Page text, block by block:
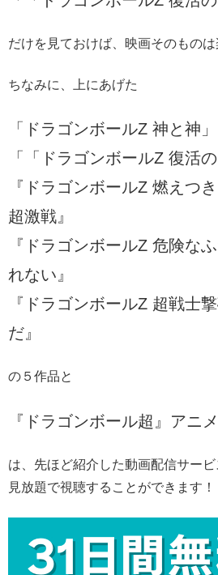
だけを見ておけば、映画そのものは
ちなみに、上にあげた
「ドラゴンボールZ 神と神」
「「ドラゴンボールZ 復活の
『ドラゴンボールZ 燃えつ
超激戦』
『ドラゴンボールZ 危険な
れない』
『ドラゴンボールZ 超戦士
だ』
の５作品と
『ドラゴンボール超』アニ
は、先ほど紹介した動画配信サービ
見放題で視聴することができます！